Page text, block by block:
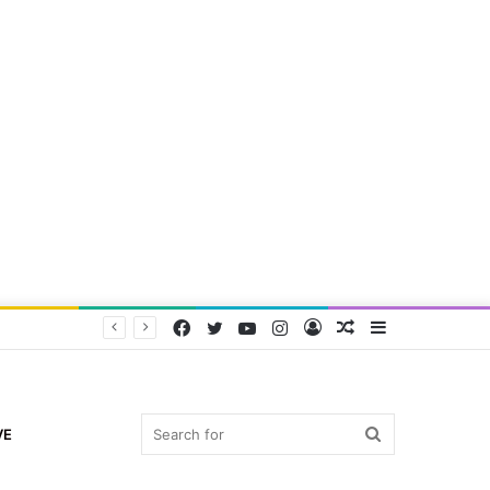
Random
Log
Instagram
YouTube
Twitter
Facebook